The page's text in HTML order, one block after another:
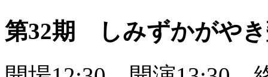
第32期 しみずかがや